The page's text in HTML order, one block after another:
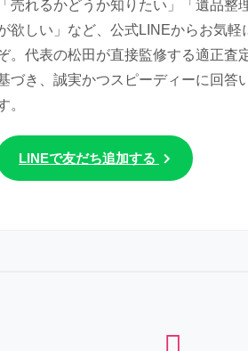
「売れるかどうか知りたい」「遺品整
欲しい」など、公式LINEからお気軽
。代表の松田が直接監修する適正査
づき、誠実かつスピーディーに回答
。
LINEで友だち追加する